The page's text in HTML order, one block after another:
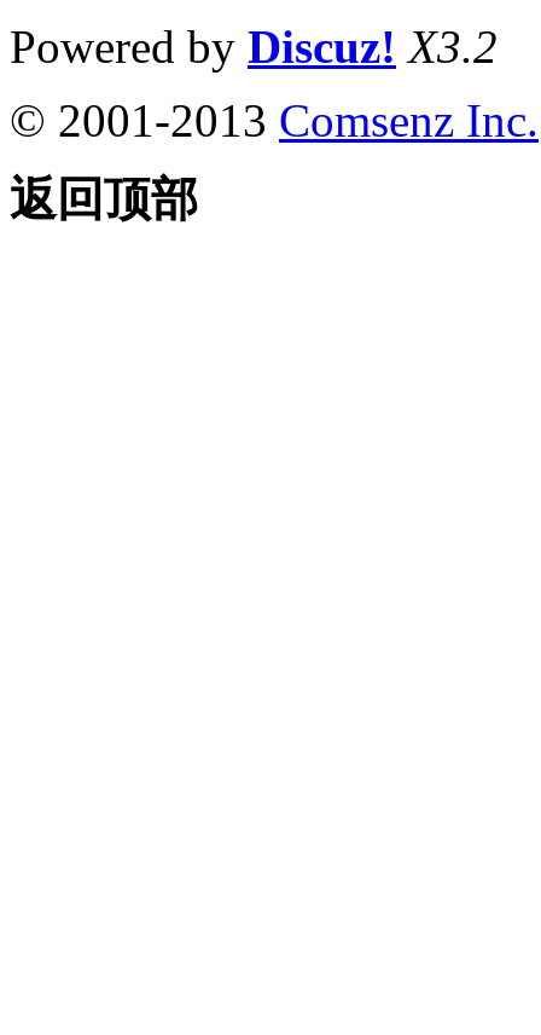
Powered by Discuz! X3.2
© 2001-2013 Comsenz Inc.
返回顶部